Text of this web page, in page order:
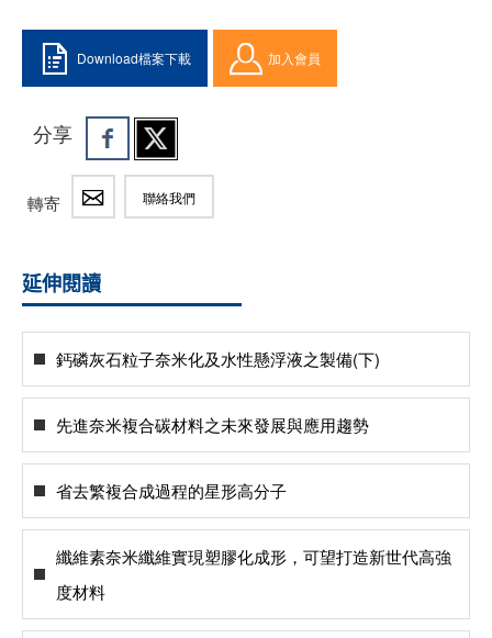
Download檔案下載 加入會員
分享
轉寄 聯絡我們
延伸閱讀
鈣磷灰石粒子奈米化及水性懸浮液之製備(下)
先進奈米複合碳材料之未來發展與應用趨勢
省去繁複合成過程的星形高分子
纖維素奈米纖維實現塑膠化成形，可望打造新世代高強
度材料